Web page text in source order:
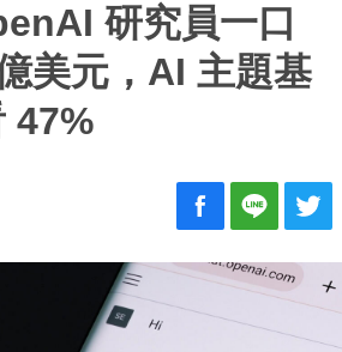
研究員一口
美元，AI 主題基
47%